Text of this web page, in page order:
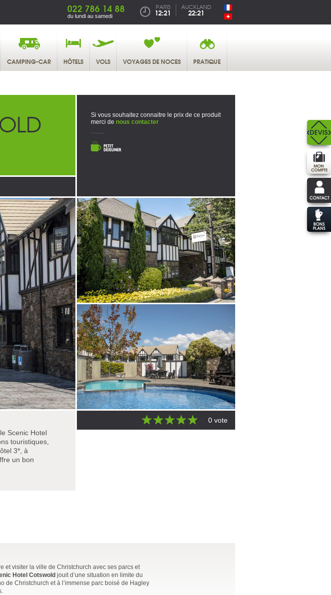
022 786 14 88
du lundi au samedi
PARIS
12:21
AUCKLAND
22:21
CAMPING-CAR HÔTELS VOLS VOYAGES DE NOCES PRATIQUE
Si vous souhaitez connaitre le prix de ce produit
merci de nous contacter
Scenic Hotel
touristiques,
3*, à
un bon
0 vote
et visiter la ville de Christchurch avec ses parcs et
Hotel Cotswold jouit d’une situation en limite du
de Christchurch et à l’immense parc boisé de Hagley